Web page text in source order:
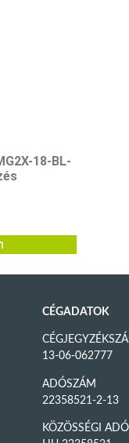
18-BL-
CÉGADATOK
13-06-062777
ADÓSZÁM
22358521-2-13
KÖZÖSSÉGI